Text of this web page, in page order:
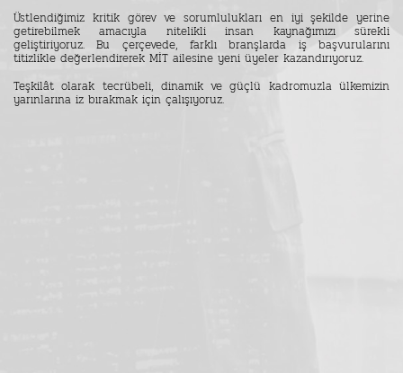
Üstlendiğimiz kritik görev ve sorumlulukları en iyi şekilde yerine
getirebilmek amacıyla nitelikli insan kaynağımızı sürekli
geliştiriyoruz. Bu çerçevede, farklı branşlarda iş başvurularını
titizlikle değerlendirerek MİT ailesine yeni üyeler kazandırıyoruz.
Teşkilât olarak tecrübeli, dinamik ve güçlü kadromuzla ülkemizin
yarınlarına iz bırakmak için çalışıyoruz.